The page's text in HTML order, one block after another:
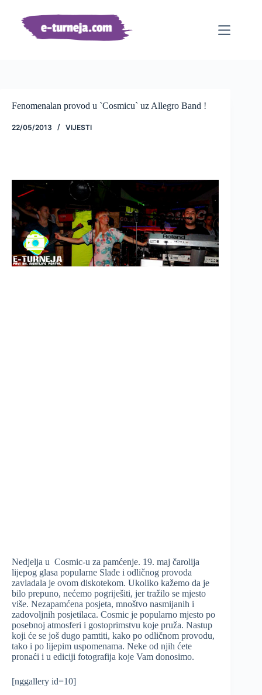
sadržaj
Fenomenalan provod u `Cosmicu` uz Allegro Band !
22/05/2013 VIJESTI
Nedjelja u Cosmic-u za pamćenje. 19. maj čarolija
lijepog glasa popularne Slađe i odličnog provoda
zavladala je ovom diskotekom. Ukoliko kažemo da je
bilo prepuno, nećemo pogriješiti, jer tražilo se mjesto
više. Nezapamćena posjeta, mnoštvo nasmijanih i
zadovoljnih posjetilaca. Cosmic je popularno mjesto po
posebnoj atmosferi i gostoprimstvu koje pruža. Nastup
koji će se još dugo pamtiti, kako po odličnom provodu,
tako i po lijepim uspomenama. Neke od njih ćete
pronaći i u ediciji fotografija koje Vam donosimo.
[nggallery id=10]